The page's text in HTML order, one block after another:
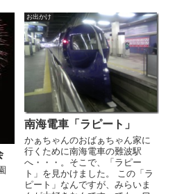
お出かけ
南海電車「ラピート」
かぁちゃんのおばぁちゃん家に
行くために南海電車の難波駅
へ・・・。そこで、「ラピー
ト」を見かけました。 この「ラ
ピート」なんですが、みらいま